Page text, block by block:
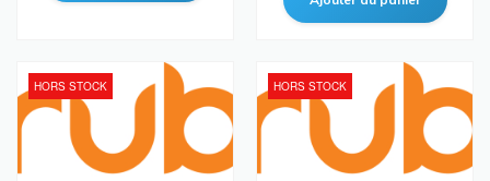
HORS STOCK HORS STOCK